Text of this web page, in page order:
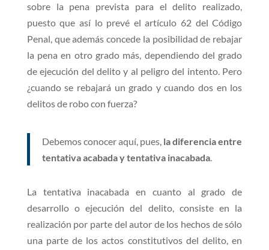
sobre la pena prevista para el delito realizado,
puesto que así lo prevé el artículo 62 del Código
Penal, que además concede la posibilidad de rebajar
la pena en otro grado más, dependiendo del grado
de ejecución del delito y al peligro del intento. Pero
¿cuando se rebajará un grado y cuando dos en los
delitos de robo con fuerza?
Debemos conocer aquí, pues, la diferencia entre
tentativa acabada y tentativa inacabada.
La tentativa inacabada en cuanto al grado de
desarrollo o ejecución del delito, consiste en la
realización por parte del autor de los hechos de sólo
una parte de los actos constitutivos del delito, en